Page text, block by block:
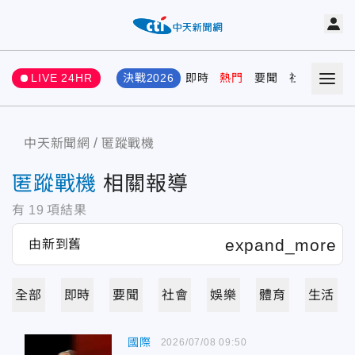
LIVE 24HR 決戰2026 即時 熱門 要聞 社會 娛樂
中天新聞網 匿蹤戰機
匿蹤戰機 相關報導
有 19 項結果
全部 即時 要聞 社會 娛樂 體育 生活
國際 2026/07/08 09:50